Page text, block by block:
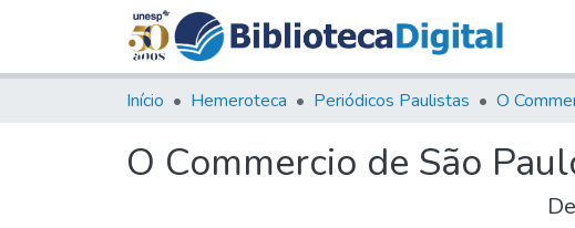
Início Hemeroteca Periódicos Paulistas O
O Commercio de São